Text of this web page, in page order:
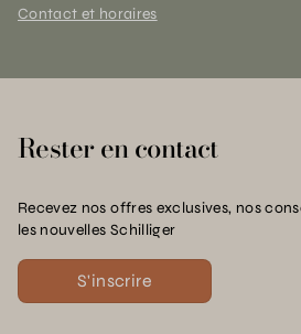
Contact et horaires
Rester en contact
Recevez nos offres exclusives, nos
les nouvelles Schilliger
S'inscrire